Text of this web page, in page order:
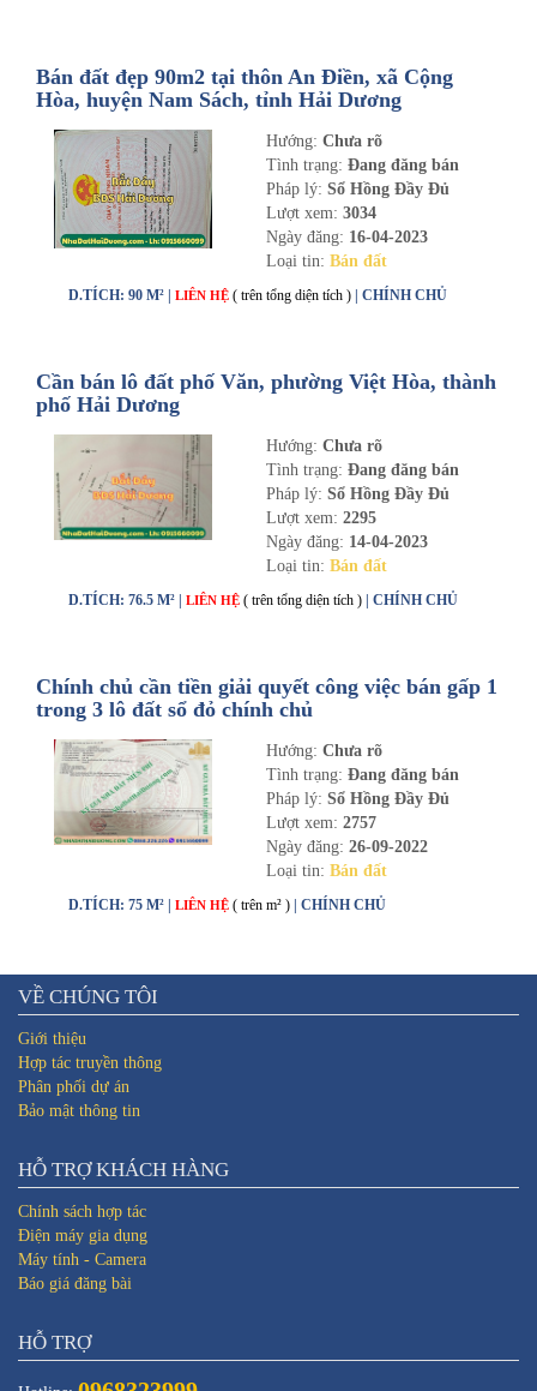
Bán đất đẹp 90m2 tại thôn An Điền, xã Cộng
Hòa, huyện Nam Sách, tỉnh Hải Dương
Hướng: Chưa rõ
Tình trạng: Đang đăng bán
Pháp lý: Sổ Hồng Đầy Đủ
Lượt xem: 3034
Ngày đăng: 16-04-2023
Loại tin: Bán đất
D.TÍCH: 90 M² | LIÊN HỆ ( trên tổng diện tích ) | CHÍNH CHỦ
Cần bán lô đất phố Văn, phường Việt Hòa, thành
phố Hải Dương
Hướng: Chưa rõ
Tình trạng: Đang đăng bán
Pháp lý: Sổ Hồng Đầy Đủ
Lượt xem: 2295
Ngày đăng: 14-04-2023
Loại tin: Bán đất
D.TÍCH: 76.5 M² | LIÊN HỆ ( trên tổng diện tích ) | CHÍNH CHỦ
Chính chủ cần tiền giải quyết công việc bán gấp 1
trong 3 lô đất sổ đỏ chính chủ
Hướng: Chưa rõ
Tình trạng: Đang đăng bán
Pháp lý: Sổ Hồng Đầy Đủ
Lượt xem: 2757
Ngày đăng: 26-09-2022
Loại tin: Bán đất
D.TÍCH: 75 M² | LIÊN HỆ ( trên m² ) | CHÍNH CHỦ
VỀ CHÚNG TÔI
Giới thiệu
Hợp tác truyền thông
Phân phối dự án
Bảo mật thông tin
HỖ TRỢ KHÁCH HÀNG
Chính sách hợp tác
Điện máy gia dụng
Máy tính - Camera
Báo giá đăng bài
HỖ TRỢ